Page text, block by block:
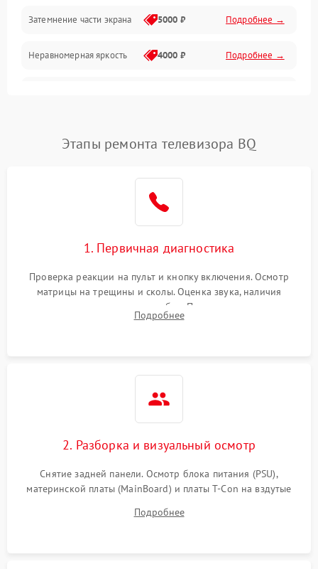
Механические повреждения
Программное обеспечение
Сеть и подключения
Затемнение части экрана 5000 ₽ Подробнее →
Неравномерная яркость 4000 ₽ Подробнее →
Этапы ремонта телевизора BQ
1. Первичная диагностика
Проверка реакции на пульт и кнопку включения. Осмотр
матрицы на трещины и сколы. Оценка звука, наличия
подсветки и индикаторов ошибок. Подключение тестовых
источников сигнала для выявления симптомов поломки.
Подробнее
2. Разборка и визуальный осмотр
Снятие задней панели. Осмотр блока питания (PSU),
материнской платы (MainBoard) и платы T-Con на вздутые
Проверка надежности фиксации и целостности шлейфов.
Подробнее